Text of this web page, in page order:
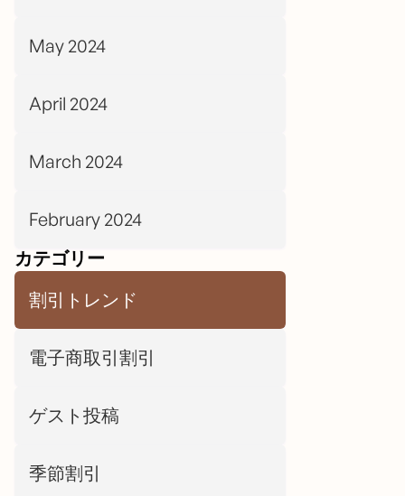
May 2024
April 2024
March 2024
February 2024
カテゴリー
割引トレンド
電子商取引割引
ゲスト投稿
季節割引